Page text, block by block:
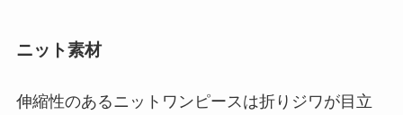
ニット素材
伸縮性のあるニットワンピースは折りジワが目立